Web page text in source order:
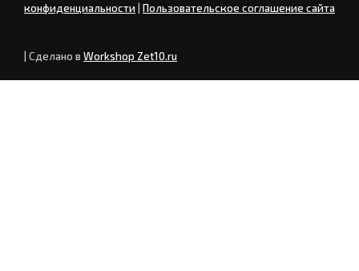
конфиденциальности Пользовательское соглашение сайта
| Сделано в Workshop Zet10.ru